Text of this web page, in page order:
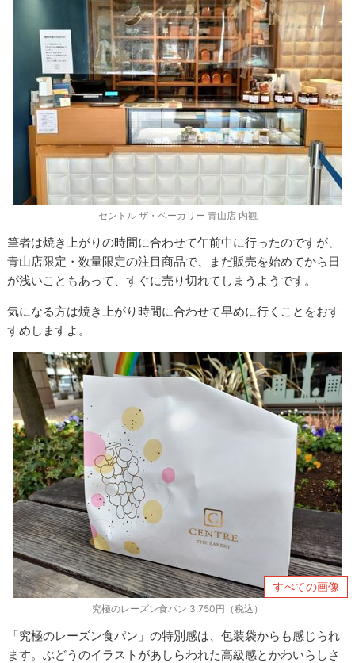
セントル ザ・ベーカリー 青山店 内観
筆者は焼き上がりの時間に合わせて午前中に行ったのですが、
青山店限定・数量限定の注目商品で、まだ販売を始めてから日
が浅いこともあって、すぐに売り切れてしまうようです。
気になる方は焼き上がり時間に合わせて早めに行くことをおす
すめしますよ。
すべての画像
究極のレーズン食パン 3,750円（税込）
「究極のレーズン食パン」の特別感は、包装袋からも感じられ
ます。ぶどうのイラストがあしらわれた高級感とかわいらしさ